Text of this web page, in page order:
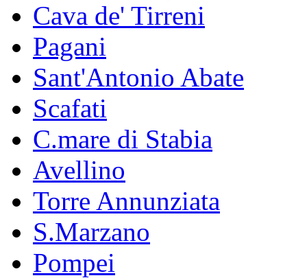
Cava de' Tirreni
Pagani
Sant'Antonio Abate
Scafati
C.mare di Stabia
Avellino
Torre Annunziata
S.Marzano
Pompei